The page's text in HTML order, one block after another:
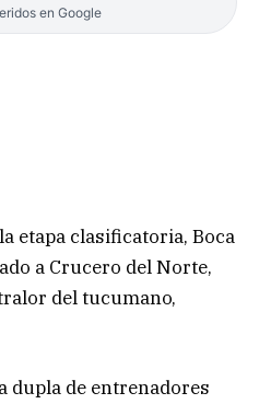
en Google
etapa clasificatoria, Boca
a Crucero del Norte,
del tucumano,
dupla de entrenadores